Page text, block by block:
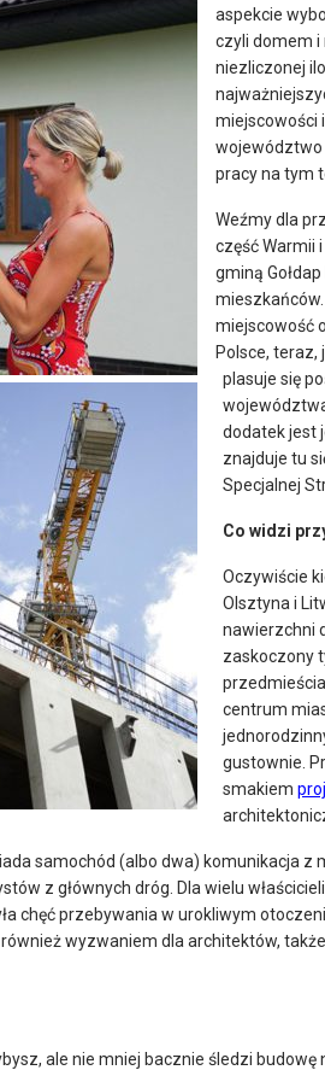
aspekcie
czyli domem i
niezliczonej
miejscowości
województwo
pracy na tym
Weźmy dla
część Warmii
gminą
mieszkańców.
miejscowość
Polsce, teraz,
plasuje się
dodatek jest
znajduje tu
Specjalnej
Co widzi
Oczywiście
Olsztyna i
nawierzchni
zaskoczony
centrum
gustownie.
smakiem
samochód (albo dwa) komunikacja z
z głównych dróg. Dla wielu
chęć przebywania w urokliwym
wyzwaniem dla architektów,
ale nie mniej bacznie śledzi